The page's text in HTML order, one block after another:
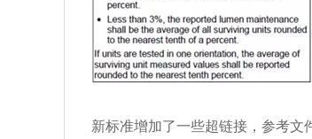
新标准增加了一些超链接，参考文